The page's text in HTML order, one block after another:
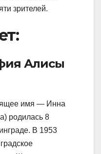
зрителей.
Алисы
имя — Инна
родилась 8
В 1953